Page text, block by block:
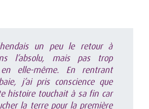
un peu le retour à
l’absolu, mais pas trop
en elle-même. En rentrant
j’ai pris conscience que
histoire touchait à sa fin car
la terre pour la première